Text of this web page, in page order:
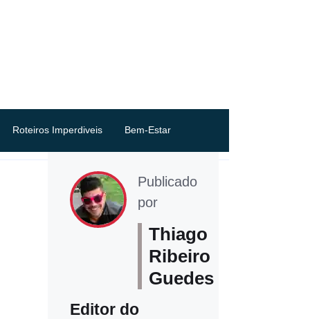
Roteiros Imperdiveis Bem-Estar
Publicado
por
Thiago
Ribeiro
Guedes
Editor do